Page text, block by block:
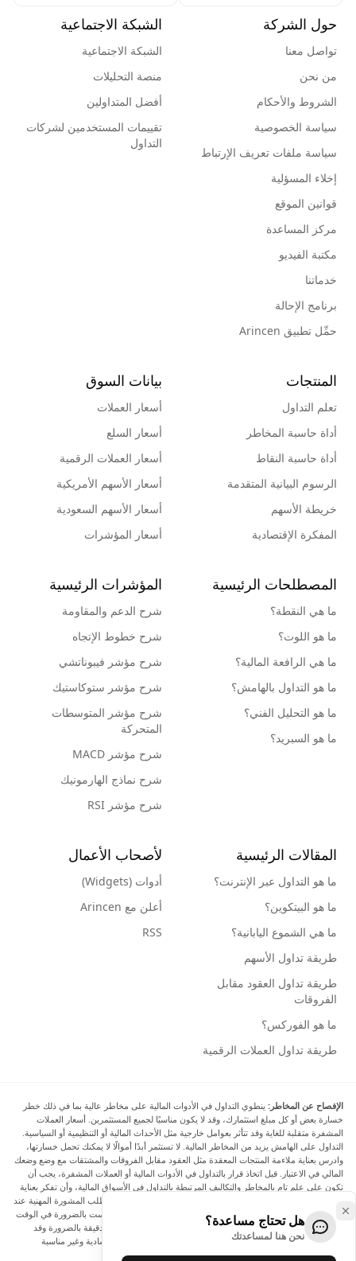
حول الشركة
تواصل معنا
من نحن
الشروط والأحكام
سياسة الخصوصية
سياسة ملفات تعريف الإرتباط
إخلاء المسؤلية
قوانين الموقع
مركز المساعدة
مكتبة الفيديو
خدماتنا
برنامج الإحالة
حمِّل تطبيق Arincen
الشبكة الاجتماعية
الشبكة الاجتماعية
منصة التحليلات
أفضل المتداولين
تقييمات المستخدمين لشركات
التداول
المنتجات
تعلم التداول
أداة حاسبة المخاطر
أداة حاسبة النقاط
الرسوم البيانية المتقدمة
خريطة الأسهم
المفكرة الإقتصادية
بيانات السوق
أسعار العملات
أسعار السلع
أسعار العملات الرقمية
أسعار الأسهم الأمريكية
أسعار الأسهم السعودية
أسعار المؤشرات
المصطلحات الرئيسية
ما هي النقطة؟
ما هو اللوت؟
ما هي الرافعة المالية؟
ما هو التداول بالهامش؟
ما هو التحليل الفني؟
ما هو السبريد؟
المؤشرات الرئيسية
شرح الدعم والمقاومة
شرح خطوط الإتجاه
شرح مؤشر فيبوناتشي
شرح مؤشر ستوكاستيك
شرح مؤشر المتوسطات
المتحركة
شرح مؤشر MACD
شرح نماذج الهارمونيك
شرح مؤشر RSI
المقالات الرئيسية
ما هو التداول عبر الإنترنت؟
ما هو البيتكوين؟
ما هي الشموع اليابانية؟
طريقة تداول الأسهم
طريقة تداول العقود مقابل
الفروقات
ما هو الفوركس؟
طريقة تداول العملات الرقمية
لأصحاب الأعمال
أدوات (Widgets)
أعلن مع Arincen
RSS
الإفصاح عن المخاطر: ينطوي التداول في الأدوات المالية على مخاطر عالية بما في ذلك خطر
خسارة بعض أو كل مبلغ استثمارك، وقد لا يكون مناسبًا لجميع المستثمرين. أسعار العملات
المشفرة متقلبة للغاية وقد تتأثر بعوامل خارجية مثل الأحداث المالية أو التنظيمية أو السياسية.
التداول على الهامش يزيد من المخاطر المالية. لا تستثمر أبدًا أموالًا لا يمكنك تحمل خسارتها،
وادرس بعناية ملاءمة المنتجات المعقدة مثل العقود مقابل الفروقات والمشتقات مع وضع وضعك
المالي في الاعتبار. قبل اتخاذ قرار بالتداول في الأدوات المالية أو العملات المشفرة، يجب أن
تكون على علم تام بالمخاطر والتكاليف المرتبطة بالتداول في الأسواق المالية، وأن تفكر بعناية
في أهدافك الاستثمارية ومستوى خبرتك ورغبتك في المخاطرة، وأن تطلب المشورة المهنية عند
الحاجة. تود Arincen أن تذكرك بأن البيانات الواردة في هذا الموقع ليست بالضرورة في الوقت
الفعلي وليست دقيقة. البيانات والأسعار الموجودة على الموقع ليست دقيقة بالضرورة وقد
تختلف عن السعر الفعلي في أي سوق معينة، مما يعني أن الأسعار إرشادية وغير مناسبة
لأغراض التداول.
هل تحتاج مساعدة؟
نحن هنا لمساعدتك